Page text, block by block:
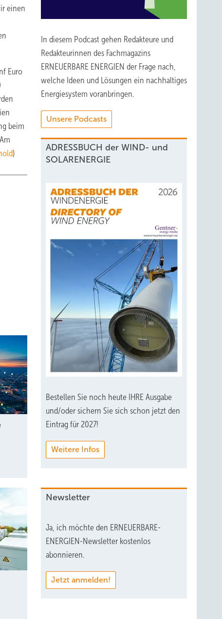
einen
Euro
beim
)
In diesem Podcast gehen Redakteure und
Redakteurinnen des Fachmagazins
ERNEUERBARE ENERGIEN der Frage nach,
welche Ideen und Lösungen ein nachhaltiges
Energiesystem voranbringen.
Unsere Podcasts
ADRESSBUCH der WIND- und
SOLARENERGIE
Bestellen Sie noch heute IHRE Ausgabe
und/oder sichern Sie sich schon jetzt den
Eintrag für 2027!
Weitere Infos
Newsletter
Ja, ich möchte den ERNEUERBARE-
ENERGIEN-Newsletter kostenlos
abonnieren.
Jetzt anmelden!